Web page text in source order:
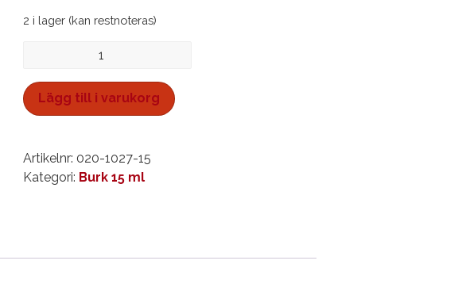
2 i lager (kan restnoteras)
15
ml
Lägg till i varukorg
Artikelnr: 020-1027-15
Kategori: Burk 15 ml